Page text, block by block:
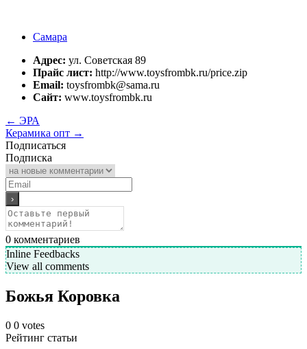
Самара
Адрес: ул. Советская 89
Прайс лист: http://www.toysfrombk.ru/price.zip
Email: toysfrombk@sama.ru
Сайт: www.toysfrombk.ru
← ЭРА
Керамика опт →
Подписаться
Подписка
0 комментариев
Inline Feedbacks
View all comments
Божья Коровка
0 0 votes
Рейтинг статьи